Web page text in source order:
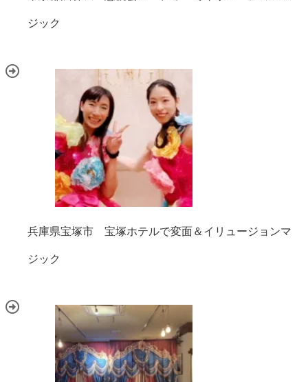
ジック
兵庫県宝塚市 宝塚ホテルで変面＆イリュージョンマ
ジック